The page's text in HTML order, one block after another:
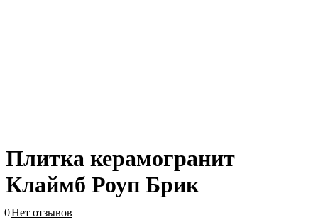
Плитка керамогранит
Клаймб Роуп Брик
0Нет отзывов